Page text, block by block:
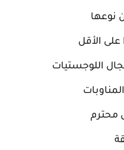
نوعها
اللوجستيات
محترم